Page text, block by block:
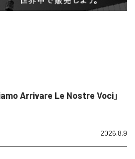
Arrivare Le Nostre Voci」
2026.8.9